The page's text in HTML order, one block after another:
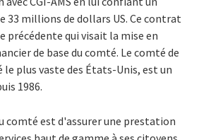
millions de dollars US. Ce contrat
qui visait la mise en
de base du comté. Le comté de
le plus vaste des États-Unis, est un
1986.
comté est d'assurer une prestation